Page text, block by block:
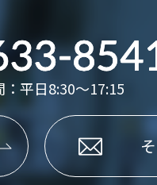
：平日8:30～17:15